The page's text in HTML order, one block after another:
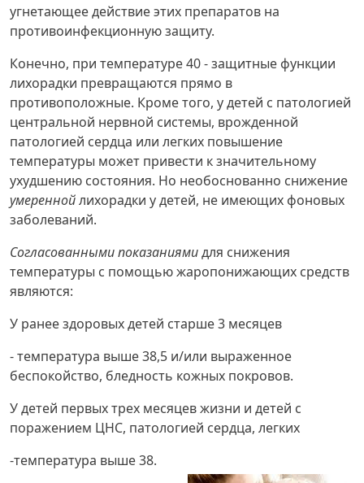
угнетающее действие этих препаратов на
противоинфекционную защиту.
Конечно, при температуре 40 - защитные функции
лихорадки превращаются прямо в
противоположные. Кроме того, у детей с патологией
центральной нервной системы, врожденной
патологией сердца или легких повышение
температуры может привести к значительному
ухудшению состояния. Но необоснованно снижение
умереннойлихорадки у детей, не имеющих фоновых
заболеваний.
Согласованными показаниямидля снижения
температуры с помощью жаропонижающих средств
являются:
У ранее здоровых детей старше 3 месяцев
- температура выше 38,5 и/или выраженное
беспокойство, бледность кожных покровов.
У детей первых трех месяцев жизни и детей с
поражением ЦНС, патологией сердца, легких
-температура выше 38.